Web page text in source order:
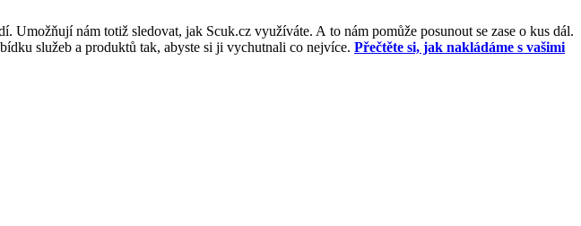
nám totiž sledovat, jak Scuk.cz využíváte. A to nám pomůže posunout se zase o kus dál.
služeb a produktů tak, abyste si ji vychutnali co nejvíce. Přečtěte si, jak nakládáme s vašimi